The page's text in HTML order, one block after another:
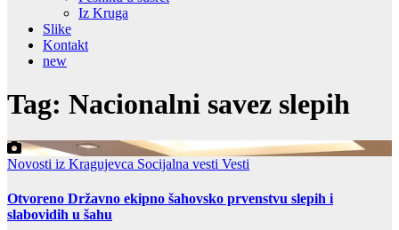
Iz Kruga
Slike
Kontakt
new
Tag: Nacionalni savez slepih
Novosti iz Kragujevca Socijalna vesti Vesti
Otvoreno Državno ekipno šahovsko prvenstvu slepih i
slabovidih u šahu